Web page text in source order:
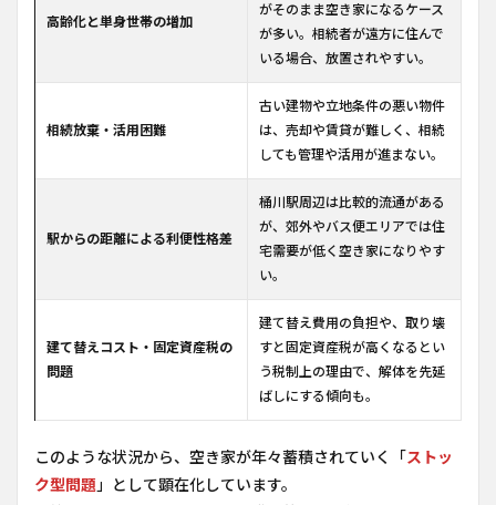
高齢化と単身世帯の増加
がそのまま空き家になるケース
が多い。相続者が遠方に住んで
いる場合、放置されやすい。
相続放棄・活用困難
古い建物や立地条件の悪い物件
は、売却や賃貸が難しく、相続
しても管理や活用が進まない。
駅からの距離による利便性格差
桶川駅周辺は比較的流通がある
が、郊外やバス便エリアでは住
宅需要が低く空き家になりやす
い。
建て替えコスト・固定資産税の
問題
建て替え費用の負担や、取り壊
すと固定資産税が高くなるとい
う税制上の理由で、解体を先延
ばしにする傾向も。
このような状況から、空き家が年々蓄積されていく「ストッ
ク型問題 」として顕在化しています。